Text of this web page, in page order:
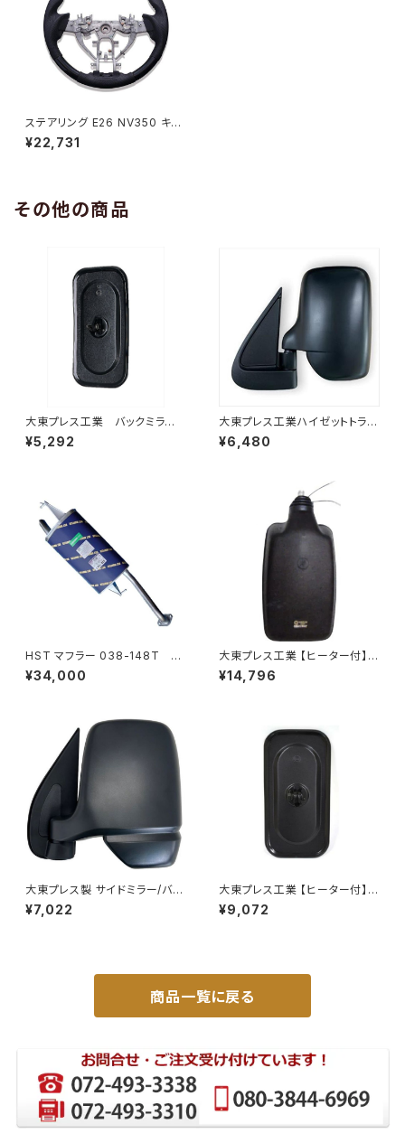
ステアリング E26 NV350 キャ
ラバン 後期 ガングリップ ピアノ
ブラック ZERO SN012C
¥22,731
その他の商品
大東プレス工業 バックミラーH
400 ｺﾊﾞﾝ L005 黒 J08
330×170 DI-8B
¥5,292
大東プレス工業ハイゼットトラッ
ク S201C S211C S201P S211
Pサイドミラー/ドアミラー (助手
¥6,480
HST マフラー 038-148T プ
レミオ ZRT261 トヨタ 本体オ
ールステンレス 車検対応 純正
¥34,000
大東プレス工業 【ヒーター付】ハ
イウェイミラー ヒーター付 80
¥14,796
大東プレス製 サイドミラー/バッ
クミラー左 (助手席側) アクティ
トラック HA6 HA7 DI-650
¥7,022
大東プレス工業 【ヒーター付】サ
イドミラー/バックミラーJ08 DI
-7BZ
¥9,072
商品一覧に戻る